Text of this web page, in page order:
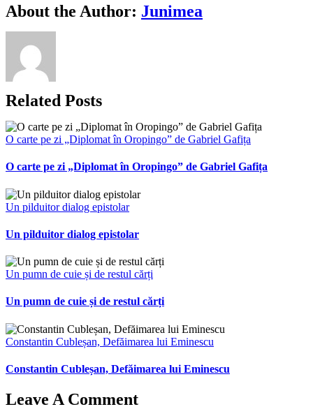
Facebook
X
Bluesky
Reddit
LinkedIn
WhatsApp
Telegram
Tumblr
Xing
Email
Copy
Link
About the Author: Junimea
Related Posts
O carte pe zi „Diplomat în Oropingo” de Gabriel Gafița
O carte pe zi „Diplomat în Oropingo” de Gabriel Gafița
Un pilduitor dialog epistolar
Un pilduitor dialog epistolar
Un pumn de cuie și de restul cărți
Un pumn de cuie și de restul cărți
Constantin Cubleșan, Defăimarea lui Eminescu
Constantin Cubleșan, Defăimarea lui Eminescu
Leave A Comment